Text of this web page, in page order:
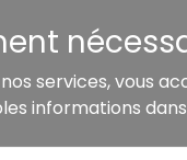
services, vous
informations